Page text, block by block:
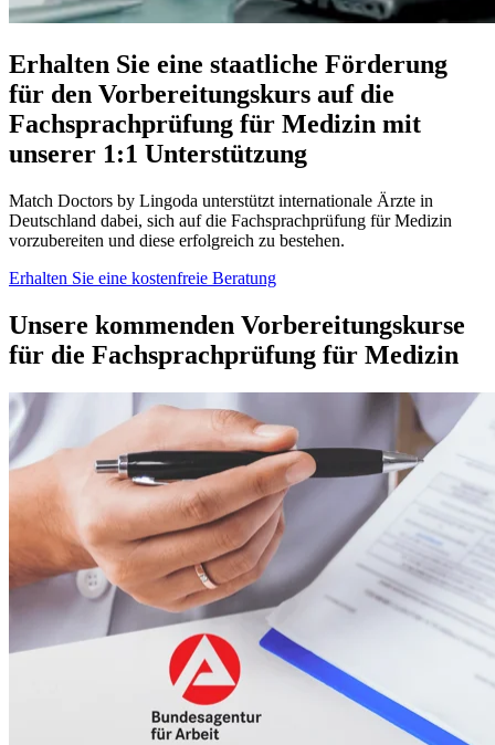
Erhalten Sie eine staatliche Förderung
für den Vorbereitungskurs auf die
Fachsprachprüfung für Medizin mit
unserer 1:1 Unterstützung
Match Doctors by Lingoda unterstützt internationale Ärzte in
Deutschland dabei, sich auf die Fachsprachprüfung für Medizin
vorzubereiten und diese erfolgreich zu bestehen.
Erhalten Sie eine kostenfreie Beratung
Unsere kommenden Vorbereitungskurse
für die Fachsprachprüfung für Medizin